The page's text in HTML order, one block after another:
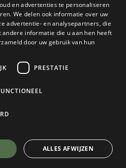
gps R9 - 1/20
dit product via WhatsApp
en advertenties te personaliseren
We delen ook informatie over uw
advertentie- en analysepartners, die
informatie die u aan hen heeft
door uw gebruik van hun
PRESTATIE
ALLES AFWIJZEN